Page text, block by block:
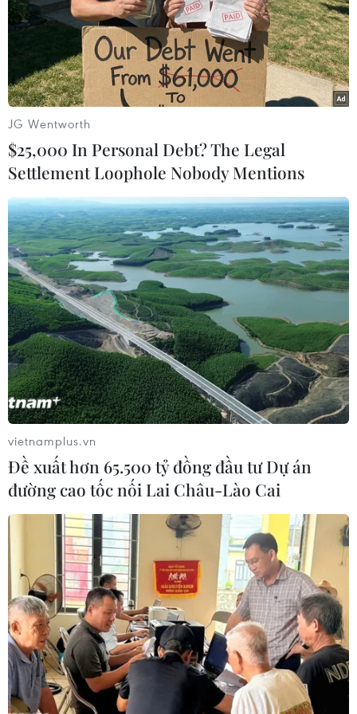
TIN LIÊN QUAN
Thủ tướng hoan nghênh Đắk Nông kiên
quyết xử lý hành vi phá rừng
09/02/2018 13:08
Chiều 9/2, Thủ tướng Nguyễn Xuân Phúc và lãnh đạo
các bộ, ngành Trung ương đã có buổi làm việc với cán
bộ chủ chốt tỉnh Đắk Nông ​- vùng đất nằm ở cửa ngõ
phía Tây Nam của Tây Nguyên.
JG Wentworth
$25,000 In Personal Debt? The Legal
Settlement Loophole Nobody Mentions
vietnamplus.vn
Đề xuất hơn 65.500 tỷ đồng đầu tư Dự án
đường cao tốc nối Lai Châu-Lào Cai